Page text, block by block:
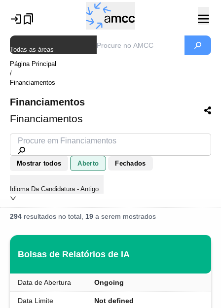
Todas as áreas
Página Principal
/
Financiamentos
Financiamentos
Financiamentos
Mostrar todos Aberto Fechados
Idioma Da Candidatura - Antigo
294 resultados no total, 19 a serem mostrados
Bolsas de Relatórios de IA
Data de Abertura Ongoing
Data Limite Not defined